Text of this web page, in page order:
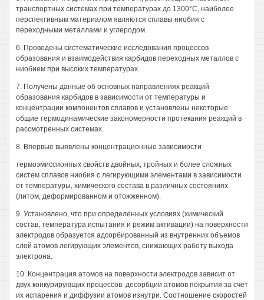
транспортных системах при температурах до 1300°С, наиболее
перспективным материалом являются сплавы ниобия с
переходными металлами и углеродом.
6. Проведены систематические исследования процессов
образования и взаимодействия карбидов переходных металлов с
ниобием при высоких температурах.
7. Получены данные об основных направлениях реакций
образования карбидов в зависимости от температуры и
концентрации компонентов сплавов и установлены некоторые
общие термодинамические закономерности протекания реакций в
рассмотренных системах.
8. Впервые выявлены концентрационные зависимости
термоэмиссионпых свойств двойных, тройных и более сложных
систем сплавов ниобия с легирующими элементами в зависимости
от температуры, химического состава в различных состояниях
(литом, деформированном и отожженном).
9. Установлено, что при определенных условиях (химический
состав, температура испытания и режим активации) на поверхности
электродов образуется адсорбированный из внутренних объемов
слой атомов легирующих элементов, снижающих работу выхода
электрона.
10. Концентрация атомов на поверхности электродов зависит от
двух конкурирующих процессов: десорбции атомов покрытия за счет
их испарения и диффузии атомов изнутри. Соотношение скоростей